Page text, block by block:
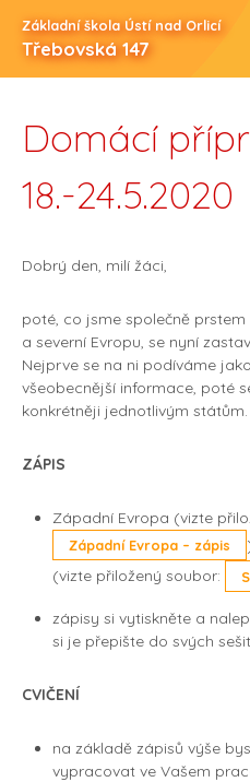
Základní škola Ústí nad Orlicí
Třebovská 147
Domácí
18.-24.5.2020
Dobrý den, milí žáci,
poté, co jsme společně
a severní Evropu, se nyní
Nejprve se na ni podíváme
všeobecnější informace, poté
konkrétněji jednotlivým státům.
ZÁPIS
Západní Evropa (vizte
Západní Evropa – zápis
(vizte přiložený soubor:
zápisy si vytiskněte a
si je přepište do svých
CVIČENÍ
na základě zápisů výše
vypracovat ve Vašem